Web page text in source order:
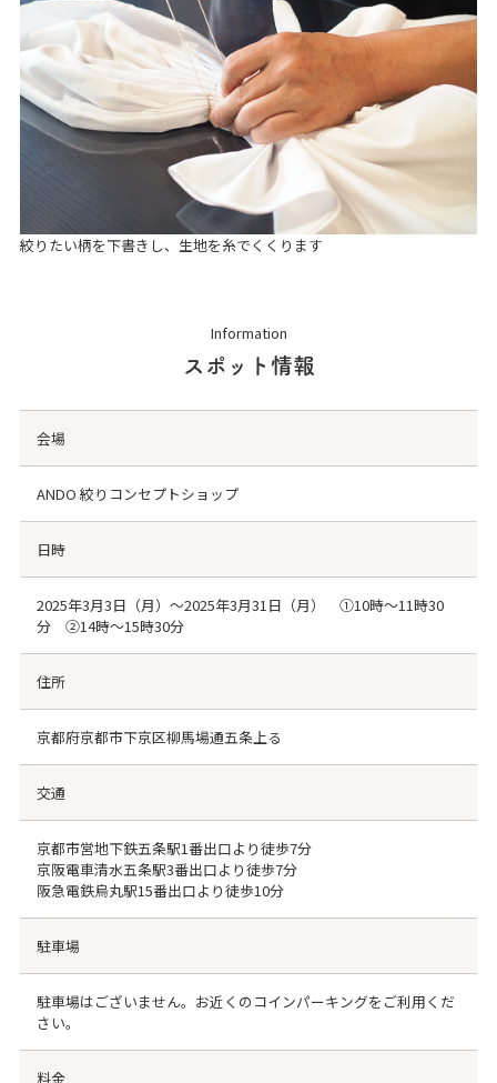
絞りたい柄を下書きし、生地を糸でくくります
Information
スポット情報
会場
ANDO 絞りコンセプトショップ
日時
2025年3月3日（月）〜2025年3月31日（月） ①10時〜11時30
分 ②14時〜15時30分
住所
京都府京都市下京区柳馬場通五条上る
交通
京都市営地下鉄五条駅1番出口より徒歩7分
京阪電車清水五条駅3番出口より徒歩7分
阪急電鉄烏丸駅15番出口より徒歩10分
駐車場
駐車場はございません。お近くのコインパーキングをご利用くだ
さい。
料金